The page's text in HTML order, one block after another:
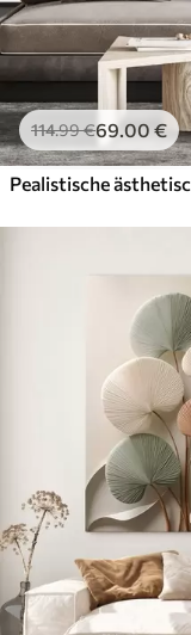
114.99€69.00 €